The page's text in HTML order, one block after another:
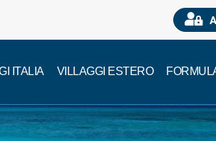
ITALIA VILLAGGI ESTERO